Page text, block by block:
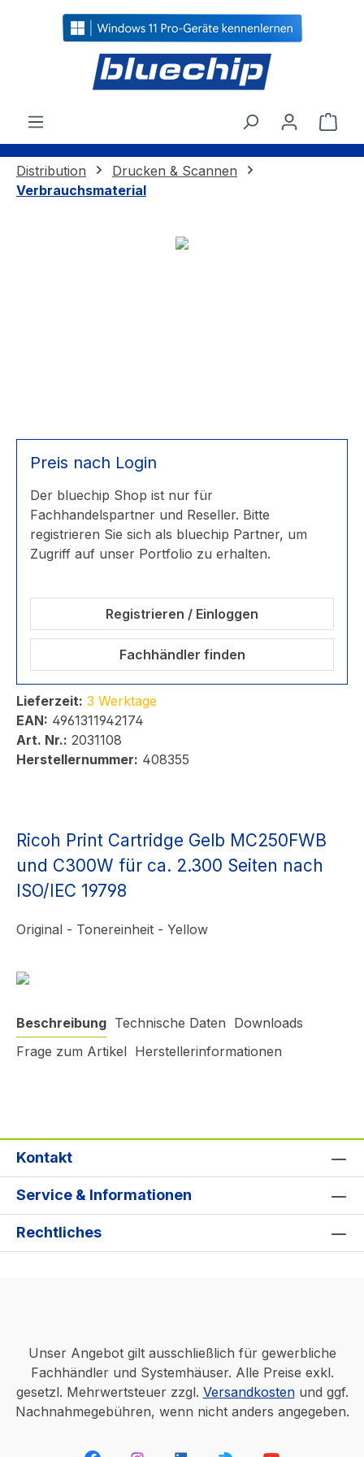
springen
Distribution
Drucken & Scannen
Verbrauchsmaterial
Bildergalerie überspringen
Preis nach Login
Der bluechip Shop ist nur für
Fachhandelspartner und Reseller. Bitte
registrieren Sie sich als bluechip Partner, um
Zugriff auf unser Portfolio zu erhalten.
Registrieren / Einloggen
Fachhändler finden
Lieferzeit: 3 Werktage
EAN: 4961311942174
Art. Nr.: 2031108
Herstellernummer: 408355
Ricoh Print Cartridge Gelb MC250FWB
und C300W für ca. 2.300 Seiten nach
ISO/IEC 19798
Original - Tonereinheit - Yellow
Beschreibung Technische Daten Downloads
Frage zum Artikel Herstellerinformationen
Kontakt
Service & Informationen
Rechtliches
Unser Angebot gilt ausschließlich für gewerbliche
Fachhändler und Systemhäuser. Alle Preise exkl.
gesetzl. Mehrwertsteuer zzgl. Versandkostenund ggf.
Nachnahmegebühren, wenn nicht anders angegeben.